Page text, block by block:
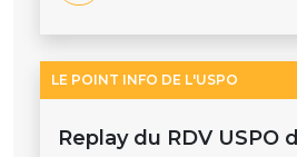
LE POINT INFO DE L'USPO
Replay du RDV USPO